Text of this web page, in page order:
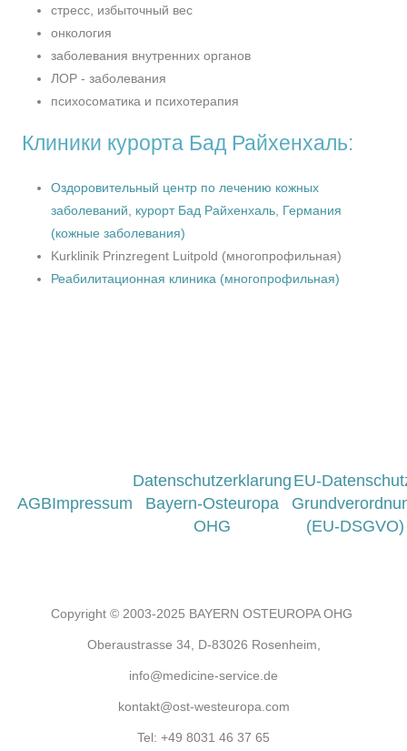
стресс, избыточный вес
онкология
заболевания внутренних органов
ЛОР - заболевания
психосоматика и психотерапия
Клиники курорта Бад Райхенхаль:
Оздоровительный центр по лечению кожных
заболеваний, курорт Бад Райхенхаль, Германия
(кожные заболевания)
Kurklinik Prinzregent Luitpold (многопрофильная)
Реабилитационная клиника (многопрофильная)
AGBImpressum
Datenschutzerklarung
Bayern-Osteuropa
OHG
EU-
(EU-DSGVO)
Copyright © 2003-2025 BAYERN OSTEUROPA OHG
Oberaustrasse 34, D-83026 Rosenheim,
info@medicine-service.de
kontakt@ost-westeuropa.com
Tel: +49 8031 46 37 65